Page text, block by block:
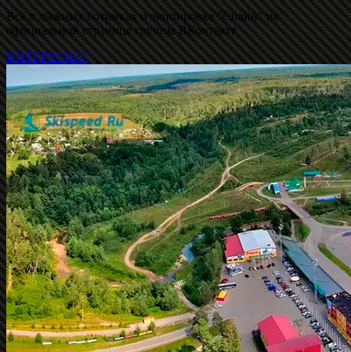
Всё о лыжных ботинках и экипировке "Спайн" на
официальной странице группы ВКонтакте
ИНТЕРЕСНО?